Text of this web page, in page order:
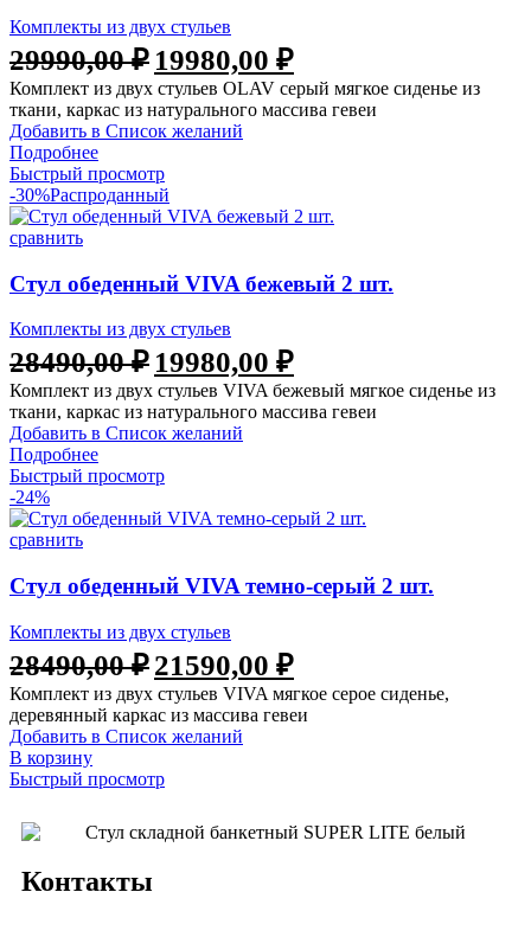
Комплекты из двух стульев
29990,00₽ 19980,00 ₽
Комплект из двух стульев OLAV серый мягкое сиденье из
ткани, каркас из натурального массива гевеи
Добавить в Список желаний
Подробнее
Быстрый просмотр
-30%Распроданный
сравнить
Стул обеденный VIVA бежевый 2 шт.
Комплекты из двух стульев
28490,00₽ 19980,00 ₽
Комплект из двух стульев VIVA бежевый мягкое сиденье из
ткани, каркас из натурального массива гевеи
Добавить в Список желаний
Подробнее
Быстрый просмотр
-24%
сравнить
Стул обеденный VIVA темно-серый 2 шт.
Комплекты из двух стульев
28490,00₽21590,00 ₽
Комплект из двух стульев VIVA мягкое серое сиденье,
деревянный каркас из массива гевеи
Добавить в Список желаний
В корзину
Быстрый просмотр
Контакты